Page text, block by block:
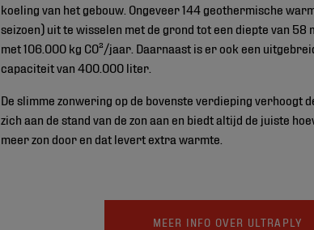
koeling van het gebouw. Ongeveer 144 geothermische
seizoen) uit te wisselen met de grond tot een diepte van
met 106.000 kg CO²/jaar. Daarnaast is er ook een
capaciteit van 400.000 liter.
De slimme zonwering op de bovenste verdieping
zich aan de stand van de zon aan en biedt altijd de juiste
meer zon door en dat levert extra warmte.
MEER INFO OVER ULTRAPLY